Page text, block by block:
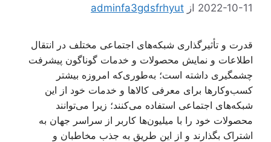
2022-10-11 از adminfa3gdsfrhyut
قدرت و تأثیرگذاری شبکه‌های اجتماعی مختلف در انتقال
اطلاعات و نمایش محصولات و خدمات گوناگون پیشرفت
چشمگیری داشته است؛ به‌طوری‌که امروزه بیشتر
کسب‌وکارها برای معرفی کالاها و خدمات خود از این
شبکه‌های اجتماعی استفاده می‌کنند؛ زیرا می‌توانند
محصولات خود را با میلیون‌ها کاربر از سراسر جهان به
اشتراک بگذارند و از این طریق به جذب مخاطبان و